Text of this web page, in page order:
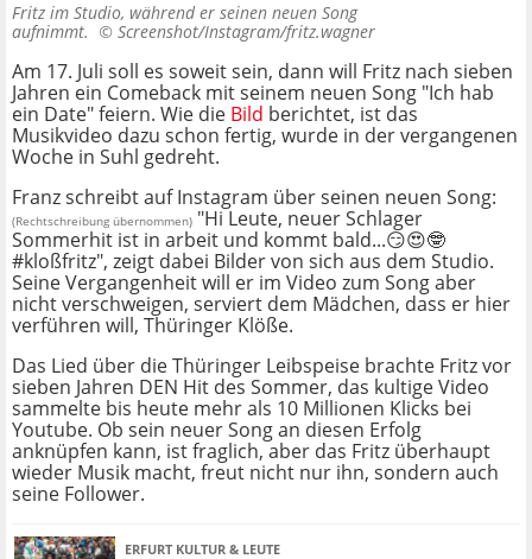
Fritz im Studio, während er seinen neuen Song
aufnimmt. © Screenshot/Instagram/fritz.wagner
Am 17. Juli soll es soweit sein, dann will Fritz nach sieben
Jahren ein Comeback mit seinem neuen Song "Ich hab
ein Date" feiern. Wie die Bild berichtet, ist das
Musikvideo dazu schon fertig, wurde in der vergangenen
Woche in Suhl gedreht.
Franz schreibt auf Instagram über seinen neuen Song:
(Rechtschreibung übernommen) "Hi Leute, neuer Schlager
Sommerhit ist in arbeit und kommt bald...😏😍🤓
#kloßfritz", zeigt dabei Bilder von sich aus dem Studio.
Seine Vergangenheit will er im Video zum Song aber
nicht verschweigen, serviert dem Mädchen, dass er hier
verführen will, Thüringer Klöße.
Das Lied über die Thüringer Leibspeise brachte Fritz vor
sieben Jahren DEN Hit des Sommer, das kultige Video
sammelte bis heute mehr als 10 Millionen Klicks bei
Youtube. Ob sein neuer Song an diesen Erfolg
anknüpfen kann, ist fraglich, aber das Fritz überhaupt
wieder Musik macht, freut nicht nur ihn, sondern auch
seine Follower.
ERFURT KULTUR & LEUTE